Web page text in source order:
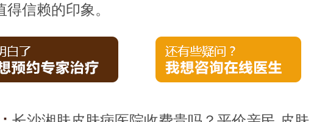
得信赖的印象。